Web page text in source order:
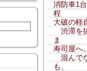
消防車1
程
大破の軽
渋滞を
ま
寿司屋へ
混んで
も、